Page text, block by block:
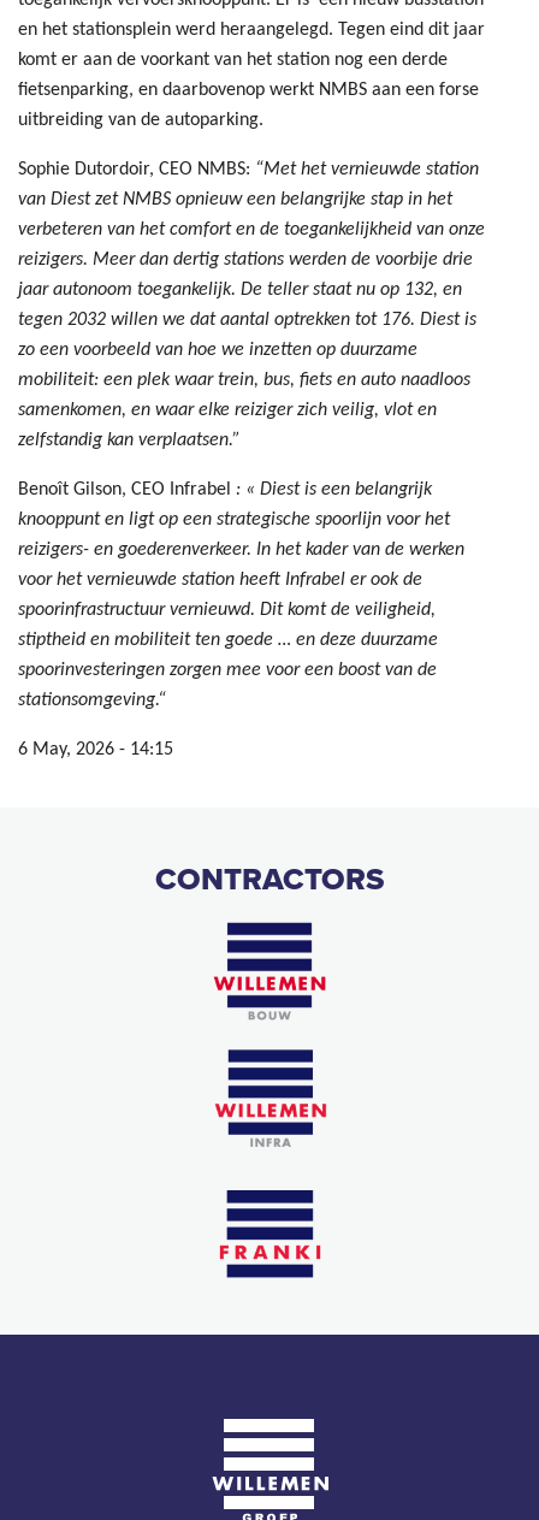
en het stationsplein werd heraangelegd. Tegen eind dit jaar
komt er aan de voorkant van het station nog een derde
fietsenparking, en daarbovenop werkt NMBS aan een forse
uitbreiding van de autoparking.
Sophie Dutordoir, CEO NMBS: “Met het vernieuwde station
van Diest zet NMBS opnieuw een belangrijke stap in het
verbeteren van het comfort en de toegankelijkheid van onze
reizigers. Meer dan dertig stations werden de voorbije drie
jaar autonoom toegankelijk. De teller staat nu op 132, en
tegen 2032 willen we dat aantal optrekken tot 176. Diest is
zo een voorbeeld van hoe we inzetten op duurzame
mobiliteit: een plek waar trein, bus, fiets en auto naadloos
samenkomen, en waar elke reiziger zich veilig, vlot en
zelfstandig kan verplaatsen.”
Benoît Gilson, CEO Infrabel : « Diest is een belangrijk
knooppunt en ligt op een strategische spoorlijn voor het
reizigers- en goederenverkeer. In het kader van de werken
voor het vernieuwde station heeft Infrabel er ook de
spoorinfrastructuur vernieuwd. Dit komt de veiligheid,
stiptheid en mobiliteit ten goede … en deze duurzame
spoorinvesteringen zorgen mee voor een boost van de
stationsomgeving.“
6 May, 2026 - 14:15
CONTRACTORS